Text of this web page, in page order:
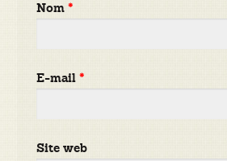
Nom*
E-mail*
Site web